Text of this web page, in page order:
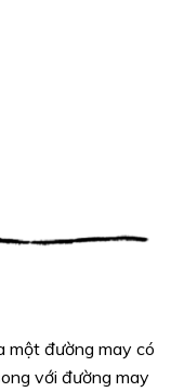
một đường may có
với đường may